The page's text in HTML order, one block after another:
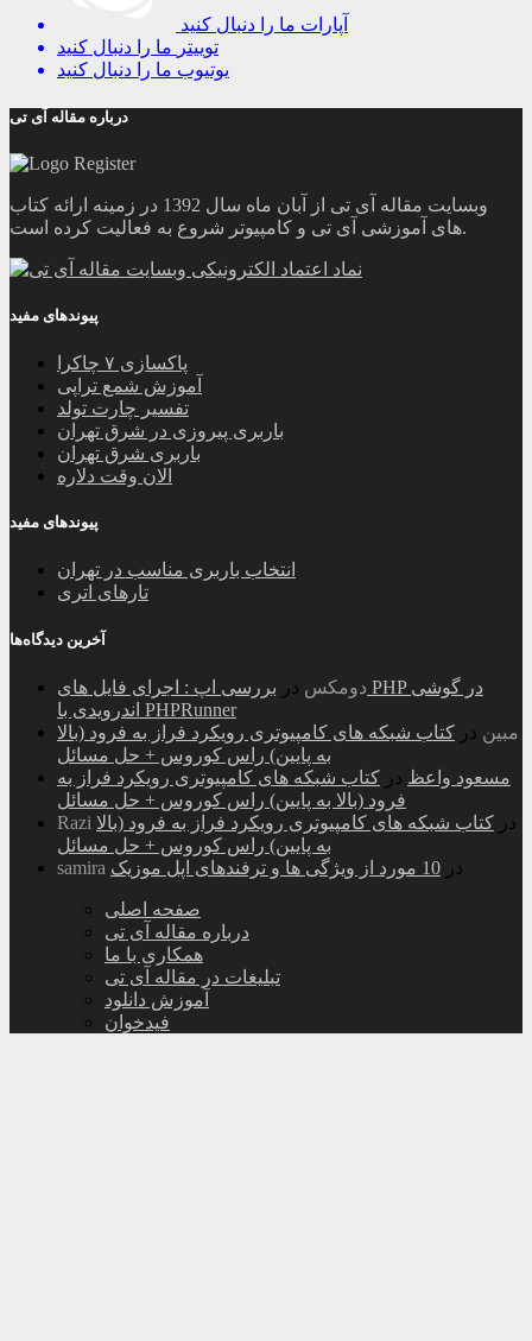
آپارات ما را دنبال کنید
توییتر ما را دنبال کنید
یوتیوب ما را دنبال کنید
درباره مقاله آی تی
وبسایت مقاله آی تی از آبان ماه سال 1392 در زمینه ارائه کتاب
های آموزشی آی تی و کامپیوتر شروع به فعالیت کرده است.
پیوندهای مفید
پاکسازی ۷ چاکرا
آموزش شمع تراپی
تفسیر چارت تولد
باربری پیروزی در شرق تهران
باربری شرق تهران
الان وقت دلاره
پیوندهای مفید
انتخاب باربری مناسب در تهران
تارهای اتری
آخرین دیدگاه‌ها
دومکس در بررسی اپ : اجرای فایل های PHP در گوشی
اندرویدی با PHPRunner
مبین در کتاب شبکه های کامپیوتری رویکرد فراز به فرود (بالا
به پایین) راس کوروس + حل مسائل
مسعود واعظ در کتاب شبکه های کامپیوتری رویکرد فراز به
فرود (بالا به پایین) راس کوروس + حل مسائل
Razi
در کتاب شبکه های کامپیوتری رویکرد فراز به فرود (بالا
به پایین) راس کوروس + حل مسائل
samira
در 10 مورد از ویژگی ها و ترفندهای اپل موزیک
صفحه اصلی
درباره مقاله آی تی
همکاری با ما
تبلیغات در مقاله آی تی
آموزش دانلود
فیدخوان